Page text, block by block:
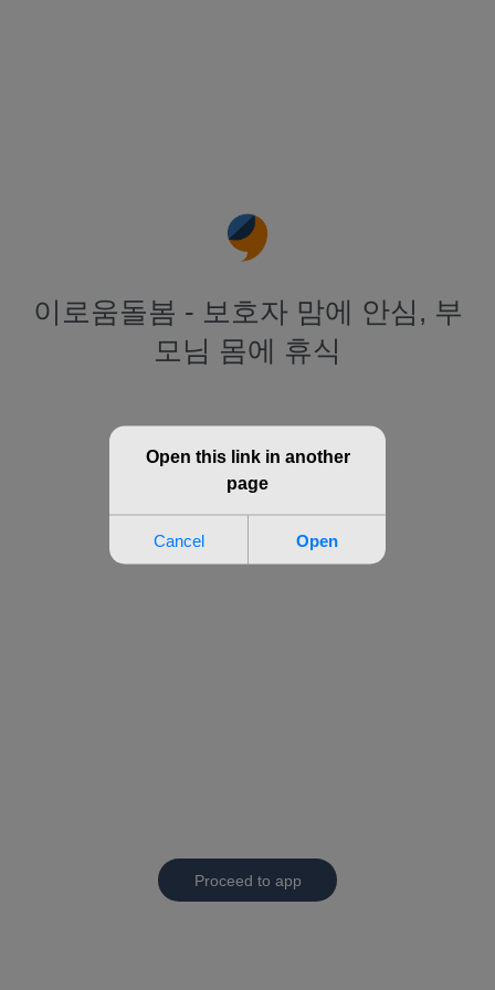
이로움돌봄 - 보호자 맘에 안심, 부
모님 몸에 휴식
Proceed to app